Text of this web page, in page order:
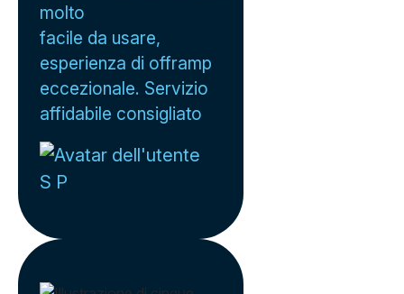
molto
facile da usare,
esperienza di offramp
eccezionale. Servizio
affidabile consigliato
S P